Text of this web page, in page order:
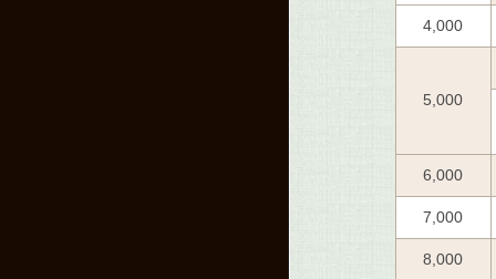
4,000
5,000
6,000
7,000
8,000